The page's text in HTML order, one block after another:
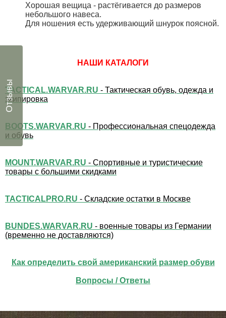
Хорошая вещица - растёгивается до размеров
небольшого навеса.
Для ношения есть удерживающий шнурок поясной.
НАШИ КАТАЛОГИ
TACTICAL.WARVAR.RU - Тактическая обувь, одежда и
экипировка
BOOTS.WARVAR.RU - Профессиональная спецодежда
и обувь
MOUNT.WARVAR.RU - Спортивные и туристические
товары с большими скидками
TACTICALPRO.RU - Складские остатки в Москве
BUNDES.WARVAR.RU - военные товары из Германии
(временно не доставляются)
Как определить свой американский размер обуви
Вопросы / Ответы
Отзывы